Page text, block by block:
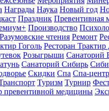
Награды Наука Новый год
Праздник Превентивная
Производство
Разумовские чтения Ремонт
Гоголь Ресторан
Розыгрыши Санаторий
Санаторий Сибирь
Скидки Спа Спа-центр
Туризм Турнир
превентивной медицины